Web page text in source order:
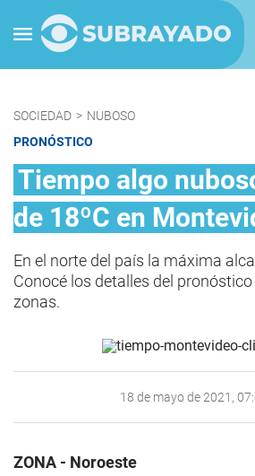
SOCIEDAD > NUBOSO
PRONÓSTICO
Tiempo algo
de 18ºC en
En el norte del país la máxima
Conocé los detalles del
zonas.
18 de mayo de 2021,
ZONA - Noroeste